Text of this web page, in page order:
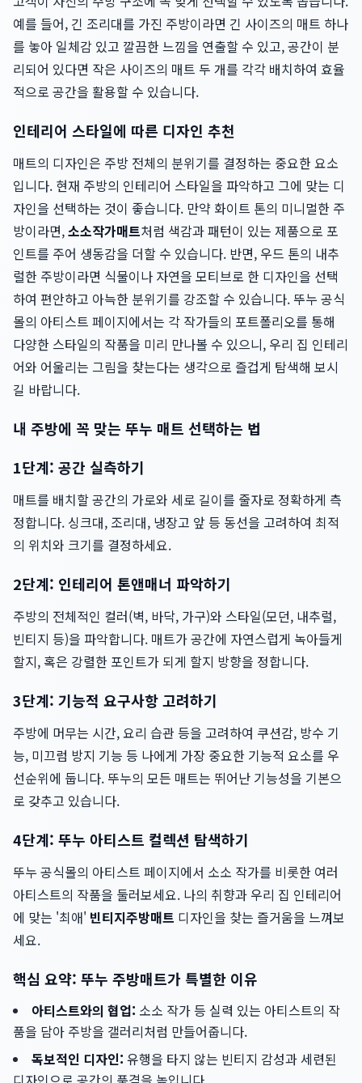
예를 들어, 긴 조리대를 가진 주방이라면 긴 사이즈의 매트 하나
를 놓아 일체감 있고 깔끔한 느낌을 연출할 수 있고, 공간이 분
리되어 있다면 작은 사이즈의 매트 두 개를 각각 배치하여 효율
적으로 공간을 활용할 수 있습니다.
인테리어 스타일에 따른 디자인 추천
매트의 디자인은 주방 전체의 분위기를 결정하는 중요한 요소
입니다. 현재 주방의 인테리어 스타일을 파악하고 그에 맞는 디
자인을 선택하는 것이 좋습니다. 만약 화이트 톤의 미니멀한 주
방이라면,소소작가매트처럼 색감과 패턴이 있는 제품으로 포
인트를 주어 생동감을 더할 수 있습니다. 반면, 우드 톤의 내추
럴한 주방이라면 식물이나 자연을 모티브로 한 디자인을 선택
하여 편안하고 아늑한 분위기를 강조할 수 있습니다. 뚜누 공식
몰의 아티스트 페이지에서는 각 작가들의 포트폴리오를 통해
다양한 스타일의 작품을 미리 만나볼 수 있으니, 우리 집 인테리
어와 어울리는 그림을 찾는다는 생각으로 즐겁게 탐색해 보시
길 바랍니다.
내 주방에 꼭 맞는 뚜누 매트 선택하는 법
1단계: 공간 실측하기
매트를 배치할 공간의 가로와 세로 길이를 줄자로 정확하게 측
정합니다. 싱크대, 조리대, 냉장고 앞 등 동선을 고려하여 최적
의 위치와 크기를 결정하세요.
2단계: 인테리어 톤앤매너 파악하기
주방의 전체적인 컬러(벽, 바닥, 가구)와 스타일(모던, 내추럴,
빈티지 등)을 파악합니다. 매트가 공간에 자연스럽게 녹아들게
할지, 혹은 강렬한 포인트가 되게 할지 방향을 정합니다.
3단계: 기능적 요구사항 고려하기
주방에 머무는 시간, 요리 습관 등을 고려하여 쿠션감, 방수 기
능, 미끄럼 방지 기능 등 나에게 가장 중요한 기능적 요소를 우
선순위에 둡니다. 뚜누의 모든 매트는 뛰어난 기능성을 기본으
로 갖추고 있습니다.
4단계: 뚜누 아티스트 컬렉션 탐색하기
뚜누 공식몰의 아티스트 페이지에서 소소 작가를 비롯한 여러
아티스트의 작품을 둘러보세요. 나의 취향과 우리 집 인테리어
에 맞는 '최애' 빈티지주방매트 디자인을 찾는 즐거움을 느껴보
세요.
핵심 요약: 뚜누 주방매트가 특별한 이유
아티스트와의 협업: 소소 작가 등 실력 있는 아티스트의 작
품을 담아 주방을 갤러리처럼 만들어줍니다.
독보적인 디자인: 유행을 타지 않는 빈티지 감성과 세련된